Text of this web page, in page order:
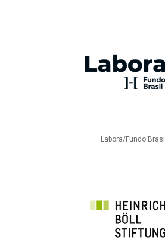
Labora/Fundo Brasil